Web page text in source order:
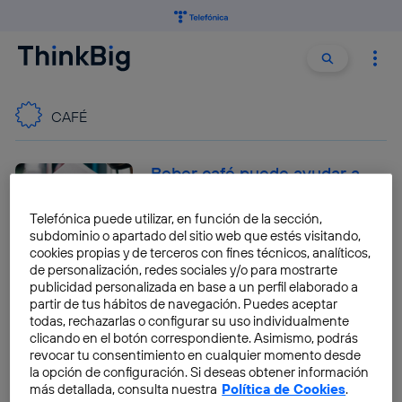
Buscar
CAFÉ
Beber café puede ayudar a
Elena Díaz
¿Conoces los usos del café
reciclado? ¡Te contamos sus
beneficios!
Elena Díaz
Telefónica puede utilizar, en función de la sección,
subdominio o apartado del sitio web que estés visitando,
cookies propias y de terceros con fines técnicos, analíticos,
de personalización, redes sociales y/o para mostrarte
publicidad personalizada en base a un perfil elaborado a
partir de tus hábitos de navegación. Puedes aceptar
todas, rechazarlas o configurar su uso individualmente
clicando en el botón correspondiente. Asimismo, podrás
revocar tu consentimiento en cualquier momento desde
la opción de configuración. Si deseas obtener información
más detallada, consulta nuestra Política de Cookies.